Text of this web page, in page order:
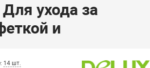
ухода за
и
14 шт.